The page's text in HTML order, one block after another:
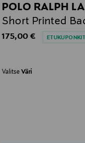
POLO RALPH
Short Printed
Original Price
175,00 €
ValitseVäri